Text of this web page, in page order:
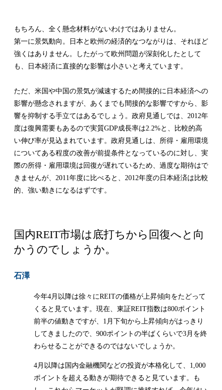
もちろん、全く懸念材料がないわけではありません。
第一に景気動向。日本と欧州の経済的なつながりは、それほど
強くはありません。したがって欧州問題が深刻化したとして
も、日本経済に直接的な影響は小さいと考えています。
ただ、米国や中国の景気が減速するため間接的に日本経済への
影響が懸念されますが、あくまでも間接的な影響ですから、影
響を抑制する手立てはあるでしょう。政府見通しでは、2012年
度は復興需要もあるので実質GDP成長率は2.2%と、比較的高
い伸び率が見込まれています。政府見通しは、所得・雇用環境
についてある程度の改善が前提条件となっているのに対し、実
際の所得・雇用環境は回復が遅れているため、過度な期待はで
きませんが、2011年度に比べると、2012年度の日本経済は比較
的、強い動きになるはずです。
国内REIT市場は底打ちから回復へと向
かうのでしょうか。
石澤
今年4月以降は徐々にREITの価格が上昇傾向をたどって
くると見ています。現在、東証REIT指数は800ポイント
前半の値動きですが、1月下旬から上昇傾向がはっきり
してきましたので、900ポイントの半ばくらいで3月を終
わらせることができるのではないでしょうか。
4月以降は国内金融機関などの投資が本格化して、1,000
ポイントを超える動きが期待できると見ています。も